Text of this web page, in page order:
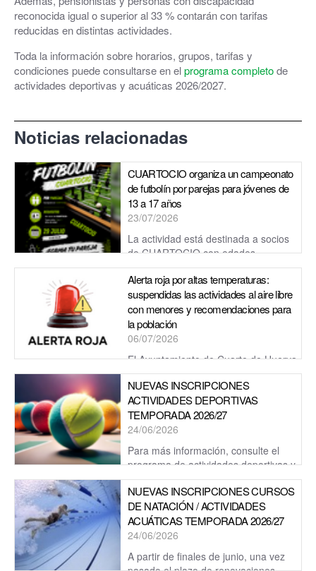
reconocida igual o superior al 33 % contarán con tarifas
reducidas en distintas actividades.
Toda la información sobre horarios, grupos, tarifas y
condiciones puede consultarse en elprograma completode
actividades deportivas y acuáticas 2026/2027.
Noticias relacionadas
CUARTOCIO organiza un campeonato
de futbolín por parejas para jóvenes de
13 a 17 años
23/07/2026
La actividad está destinada a socios
de CUARTOCIO con edades
comprendidas entre los 13 y los 17 años. Para participar, será
necesario formar una pa...Alerta roja por altas temperaturas:
suspendidas las actividades al aire libre
con menores y recomendaciones para
la población
06/07/2026
El Ayuntamiento de Cuarte de Huerva
informa de que mañana permanecerá activa la alerta roja por
altas temperaturas, por lo que hace un llamamiento ...
NUEVAS INSCRIPCIONES
ACTIVIDADES DEPORTIVAS
TEMPORADA 2026/27
24/06/2026
Para más información, consulte el
programa de actividades deportivas y
acuáticas 2026/27 publicado en esta misma web.
NUEVAS INSCRIPCIONES CURSOS
DE NATACIÓN / ACTIVIDADES
ACUÁTICAS TEMPORADA 2026/27
24/06/2026
A partir de finales de junio, una vez